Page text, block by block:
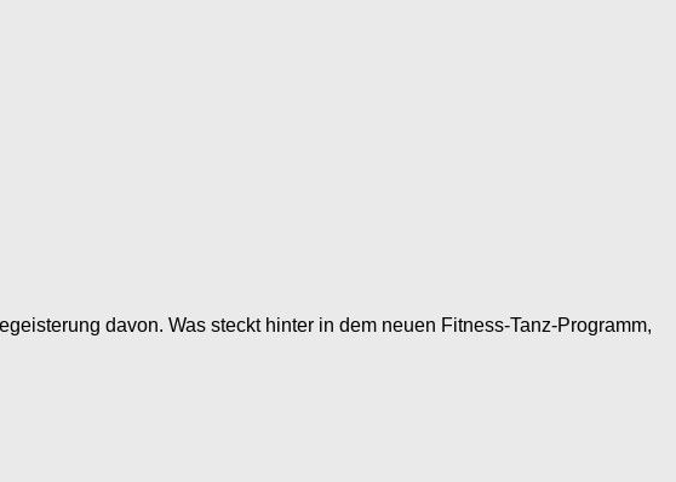
davon. Was steckt hinter in dem neuen Fitness-Tanz-Programm,